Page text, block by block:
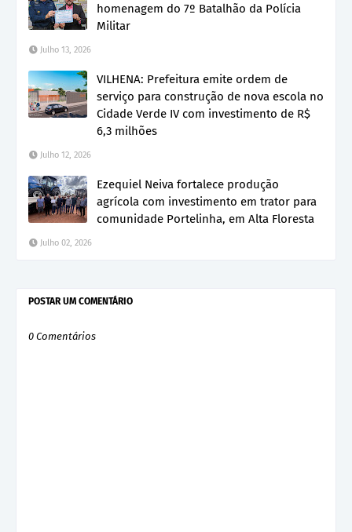
homenagem do 7º Batalhão da Polícia
Militar
Julho 13, 2026
VILHENA: Prefeitura emite ordem de
serviço para construção de nova escola no
Cidade Verde IV com investimento de R$
6,3 milhões
Julho 12, 2026
Ezequiel Neiva fortalece produção
agrícola com investimento em trator para
comunidade Portelinha, em Alta Floresta
Julho 02, 2026
POSTAR UM COMENTÁRIO
0 Comentários